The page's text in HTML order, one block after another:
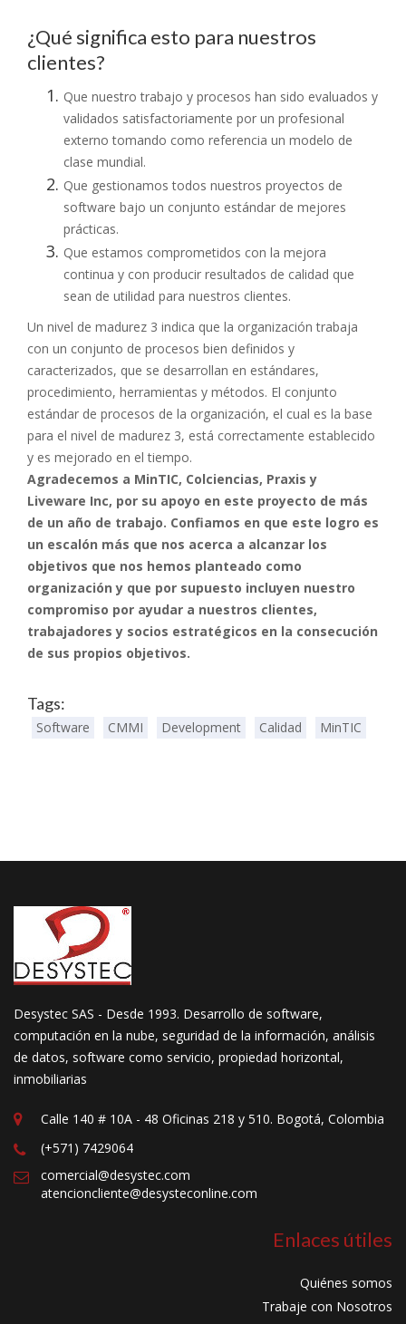
¿Qué significa esto para nuestros
clientes?
Que nuestro trabajo y procesos han sido evaluados y
validados satisfactoriamente por un profesional
externo tomando como referencia un modelo de
clase mundial.
Que gestionamos todos nuestros proyectos de
software bajo un conjunto estándar de mejores
prácticas.
Que estamos comprometidos con la mejora
continua y con producir resultados de calidad que
sean de utilidad para nuestros clientes.
Un nivel de madurez 3 indica que la organización trabaja
con un conjunto de procesos bien definidos y
caracterizados, que se desarrollan en estándares,
procedimiento, herramientas y métodos. El conjunto
estándar de procesos de la organización, el cual es la base
para el nivel de madurez 3, está correctamente establecido
y es mejorado en el tiempo.
Agradecemos a MinTIC, Colciencias, Praxis y
Liveware Inc, por su apoyo en este proyecto de más
de un año de trabajo. Confiamos en que este logro es
un escalón más que nos acerca a alcanzar los
objetivos que nos hemos planteado como
organización y que por supuesto incluyen nuestro
compromiso por ayudar a nuestros clientes,
trabajadores y socios estratégicos en la consecución
de sus propios objetivos.
Tags:
Software CMMI Development Calidad MinTIC
Desystec SAS - Desde 1993. Desarrollo de software,
computación en la nube, seguridad de la información, análisis
de datos, software como servicio, propiedad horizontal,
inmobiliarias
Calle 140 # 10A - 48 Oficinas 218 y 510. Bogotá, Colombia
(+571) 7429064
comercial@desystec.com
atencioncliente@desysteconline.com
Enlaces útiles
Quiénes somos
Trabaje con Nosotros